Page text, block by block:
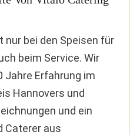
bei den Speisen für
beim Service. Wir
Jahre Erfahrung im
Hannovers und
und ein
Caterer aus